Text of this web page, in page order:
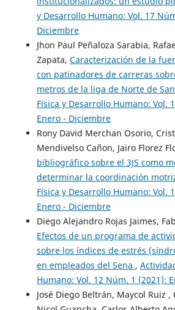
y Desarrollo Humano: Vol. 17
Diciembre
Jhon Paul Peñaloza Sarabia,
Zapata, Caracterización de la
con patinadores de carreras
metros de la liga de Norte de
Física y Desarrollo Humano: Vol.
Enero - Diciembre
Rony David Merchan Osorio,
Mendivelso Cañon, Jairo Florez
bibliográfico sobre el 3JS como
determinar la coordinación
Física y Desarrollo Humano: Vol.
Enero - Diciembre
Diego Alejandro Rojas Jaimes,
Efectos de un programa de
sobre los índices de estrés
en empleados del Sena ,
Humano: Vol. 12 Núm. 1 (2021):
José Diego Beltrán, Maycol Ruiz ,